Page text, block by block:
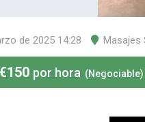
de 2025 14:28 Masajes
€150 por hora (Negociable)